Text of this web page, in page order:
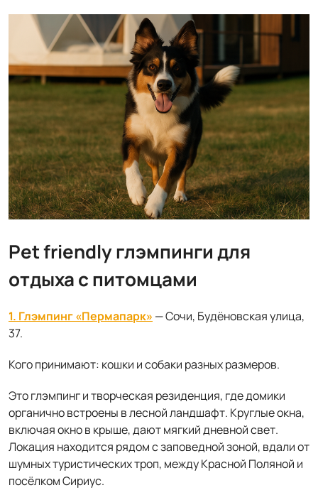
Pet friendly глэмпинги для
отдыха с питомцами
1. Глэмпинг «Пермапарк» — Сочи, Будёновская улица,
37.
Кого принимают: кошки и собаки разных размеров.
Это глэмпинг и творческая резиденция, где домики
органично встроены в лесной ландшафт. Круглые окна,
включая окно в крыше, дают мягкий дневной свет.
Локация находится рядом с заповедной зоной, вдали от
шумных туристических троп, между Красной Поляной и
посёлком Сириус.